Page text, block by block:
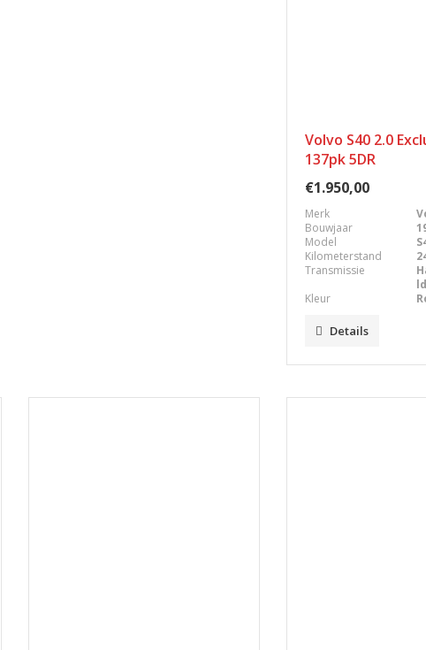
Volvo S40 2.0
137pk 5DR
€1.950,00
Merk
Bouwjaar
Model
Kilometerstand
Transmissie
ld
Kleur
Details